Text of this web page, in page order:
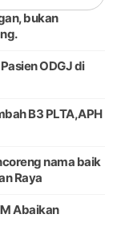
bukan
ODGJ di
B3 PLTA,APH
nama baik
Abaikan